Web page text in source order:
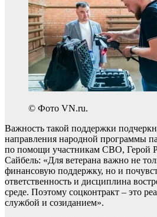
© Фото VN.ru.
Важность такой поддержки
направления народной программы
по помощи участникам СВО, Герой
Сайбель: «Для ветерана важно не
финансовую поддержку, но и
ответственность и дисциплина
среде. Поэтому соцконтракт – это
службой и созиданием».